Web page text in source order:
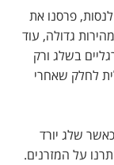
פרסנו את
גדולה, עוד
בשלג ורק
לחלק שאחרי
שלג יורד
על המזרנים.